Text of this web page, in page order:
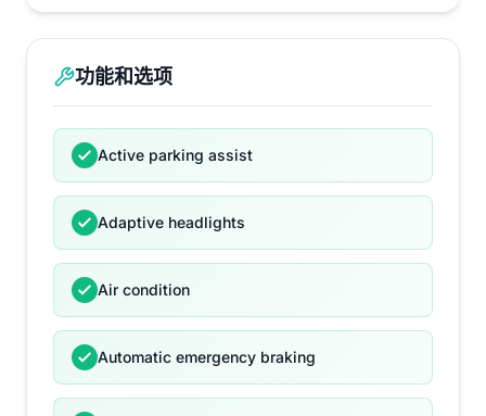
功能和选项
Active parking assist
Adaptive headlights
Air condition
Automatic emergency braking